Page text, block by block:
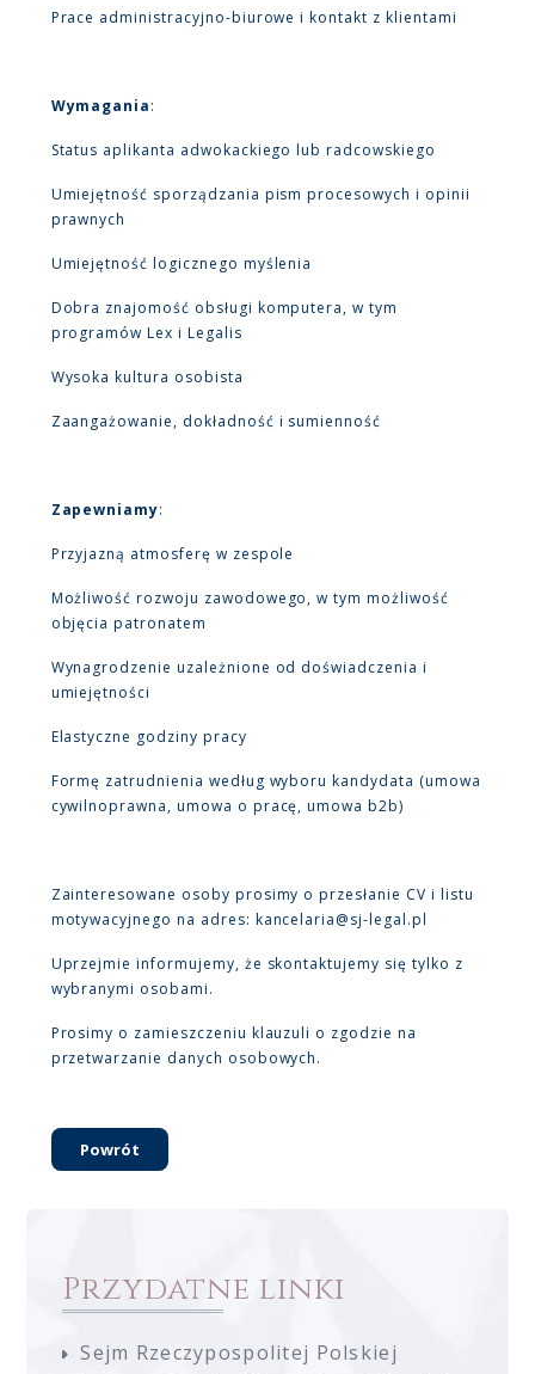
Prace administracyjno-biurowe i kontakt z klientami
Wymagania:
Status aplikanta adwokackiego lub radcowskiego
Umiejętność sporządzania pism procesowych i opinii
prawnych
Umiejętność logicznego myślenia
Dobra znajomość obsługi komputera, w tym
programów Lex i Legalis
Wysoka kultura osobista
Zaangażowanie, dokładność i sumienność
Zapewniamy:
Przyjazną atmosferę w zespole
Możliwość rozwoju zawodowego, w tym możliwość
objęcia patronatem
Wynagrodzenie uzależnione od doświadczenia i
umiejętności
Elastyczne godziny pracy
Formę zatrudnienia według wyboru kandydata (umowa
cywilnoprawna, umowa o pracę, umowa b2b)
Zainteresowane osoby prosimy o przesłanie CV i listu
motywacyjnego na adres: kancelaria@sj-legal.pl
Uprzejmie informujemy, że skontaktujemy się tylko z
wybranymi osobami.
Prosimy o zamieszczeniu klauzuli o zgodzie na
przetwarzanie danych osobowych.
Powrót
Przydatne linki
Sejm Rzeczypospolitej Polskiej